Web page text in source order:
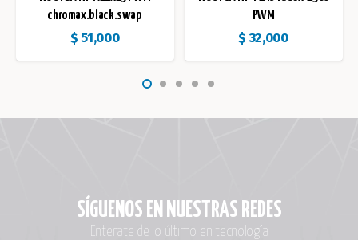
chromax.black.swap
$ 51,000
PWM
$ 32,000
SÍGUENOS EN NUESTRAS REDES
Enterate de lo último en tecnología